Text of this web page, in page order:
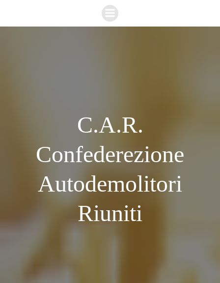
Vai
al
contenuto
C.A.R.
Confederezione
Autodemolitori
Riuniti